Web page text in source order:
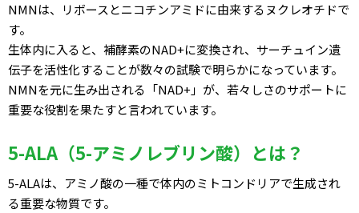
NMNは、リボースとニコチンアミドに由来するヌクレオチドで
す。
生体内に入ると、補酵素のNAD+に変換され、サーチュイン遺
伝子を活性化することが数々の試験で明らかになっています。
NMNを元に生み出される「NAD+」が、若々しさのサポートに
重要な役割を果たすと言われています。
5-ALA（5-アミノレブリン酸）とは？
5-ALAは、アミノ酸の一種で体内のミトコンドリアで生成され
る重要な物質です。